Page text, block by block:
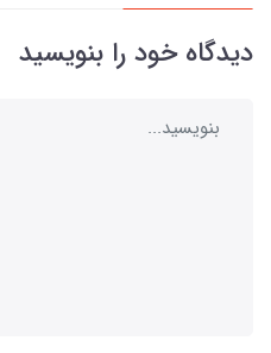
دیدگاه خود را بنویسید